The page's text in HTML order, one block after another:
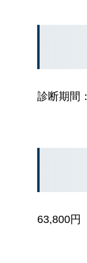
診断期間
63,800円